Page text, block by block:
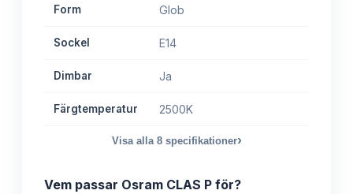
Form Glob
Sockel E14
Dimbar Ja
Färgtemperatur 2500K
Visa alla 8specifikationer›
Vem passar Osram CLAS P för?